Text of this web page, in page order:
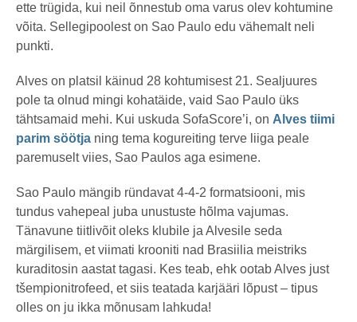
ette trügida, kui neil õnnestub oma varus olev kohtumine
võita. Sellegipoolest on Sao Paulo edu vähemalt neli
punkti.
Alves on platsil käinud 28 kohtumisest 21. Sealjuures
pole ta olnud mingi kohatäide, vaid Sao Paulo üks
tähtsamaid mehi. Kui uskuda SofaScore’i, on Alves tiimi
parim söötja ning tema kogureiting terve liiga peale
paremuselt viies, Sao Paulos aga esimene.
Sao Paulo mängib ründavat 4-4-2 formatsiooni, mis
tundus vahepeal juba unustuste hõlma vajumas.
Tänavune tiitlivõit oleks klubile ja Alvesile seda
märgilisem, et viimati krooniti nad Brasiilia meistriks
kuraditosin aastat tagasi. Kes teab, ehk ootab Alves just
tšempionitrofeed, et siis teatada karjääri lõpust – tipus
olles on ju ikka mõnusam lahkuda!